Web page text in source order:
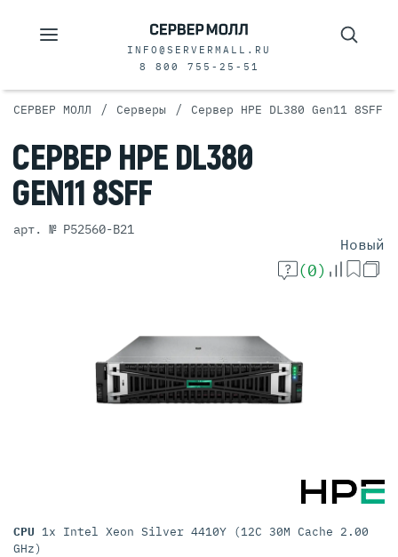
INFO@SERVERMALL.RU
8 800 755-25-51
СЕРВЕР МОЛЛ / Серверы / Сервер HPE DL380 Gen11 8SFF
СЕРВЕР HPE DL380
GEN11 8SFF
арт. № P52560-B21
Новый
(0)
CPU 1x Intel Xeon Silver 4410Y (12C 30M Cache 2.00
GHz)